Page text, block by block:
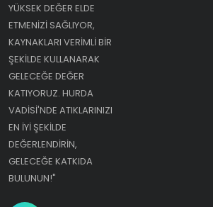
YÜKSEK DEĞER ELDE
ETMENIZI SAĞLIYOR,
KAYNAKLARI VERIMLI BIR
ŞEKILDE KULLANARAK
GELECEĞE DEĞER
KATIYORUZ. HURDA
VADISI'NDE ATIKLARINIZI
EN IYI ŞEKILDE
DEĞERLENDIRIN,
GELECEĞE KATKIDA
BULUNUN!"